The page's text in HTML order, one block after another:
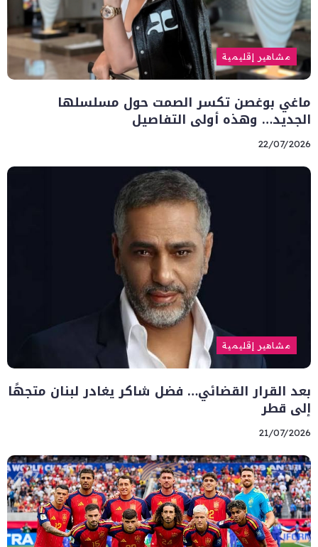
مشاهير إقليمية
ماغي بوغصن تكسر الصمت حول مسلسلها
الجديد… وهذه أولى التفاصيل
22/07/2026
مشاهير إقليمية
بعد القرار القضائي… فضل شاكر يغادر لبنان متجهًا
إلى قطر
21/07/2026